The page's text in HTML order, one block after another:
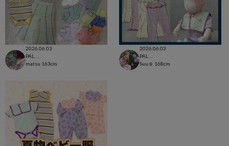
2026.06.03
matsu 163cm
2026.06.03
Suu☺︎ 168cm